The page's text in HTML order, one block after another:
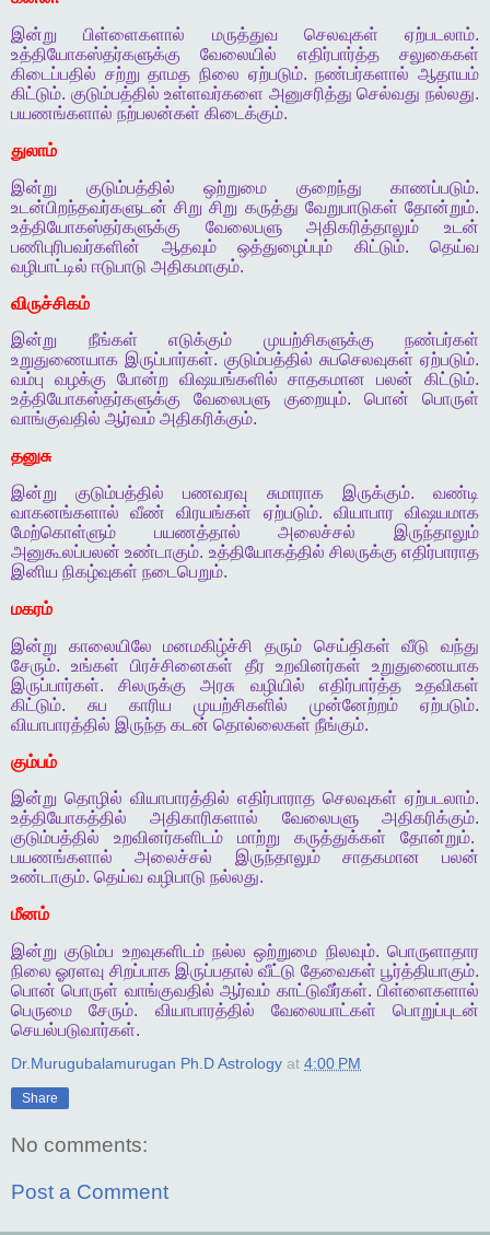
இன்று
பிள்ளைகளால் மருத்துவ செலவுகள் ஏற்படலாம்.
உத்தியோகஸ்தர்களுக்கு
வேலையில் எதிர்பார்த்த
சலுகைகள்
கிடைப்பதில் சற்று தாமத நிலை ஏற்படும்.நண்பர்களால் ஆதாயம்
கிட்டும். குடும்பத்தில் உள்ளவர்களை அனுசரித்து செல்வது நல்லது.
பயணங்களால் நற்பலன்கள் கிடைக்கும்.
துலாம்
இன்று
குடும்பத்தில் ஒற்றுமை குறைந்து காணப்படும்.
உடன்பிறந்தவர்களுடன் சிறு சிறு கருத்து வேறுபாடுகள் தோன்றும்.
உத்தியோகஸ்தர்களுக்கு
வேலைபளு அதிகரித்தாலும்
உடன்
பணிபுரிபவர்களின்
ஆதவும் ஒத்துழைப்பும் கிட்டும். தெய்வ
வழிபாட்டில் ஈடுபாடு அதிகமாகும்.
விருச்சிகம்
இன்று
நீங்கள் எடுக்கும் முயற்சிகளுக்கு
நண்பர்கள்
உறுதுணையாக இருப்பார்கள். குடும்பத்தில் சுபசெலவுகள் ஏற்படும்.
வம்பு
வழக்கு போன்ற விஷயங்களில் சாதகமான பலன் கிட்டும்.
உத்தியோகஸ்தர்களுக்கு
வேலைபளு குறையும். பொன்
பொருள்
வாங்குவதில் ஆர்வம் அதிகரிக்கும்.
தனுசு
இன்று
குடும்பத்தில் பணவரவு சுமாராக இருக்கும்.வண்டி
வாகனங்களால்
வீண் விரயங்கள் ஏற்படும். வியாபார
விஷயமாக
மேற்கொள்ளும்
பயணத்தால் அலைச்சல்
இருந்தாலும்
அனுகூலப்பலன் உண்டாகும். உத்தியோகத்தில் சிலருக்கு எதிர்பாராத
இனிய நிகழ்வுகள் நடைபெறும்.
மகரம்
இன்று
காலையிலே மனமகிழ்ச்சி தரும் செய்திகள் வீடு
வந்து
சேரும்.உங்கள் பிரச்சினைகள் தீர உறவினர்கள்
உறுதுணையாக
இருப்பார்கள்.சிலருக்கு அரசு வழியில் எதிர்பார்த்த
உதவிகள்
கிட்டும். சுப காரிய முயற்சிகளில் முன்னேற்றம் ஏற்படும்.
வியாபாரத்தில் இருந்த கடன் தொல்லைகள் நீங்கும்.
கும்பம்
இன்று தொழில் வியாபாரத்தில் எதிர்பாராத செலவுகள் ஏற்படலாம்.
உத்தியோகத்தில்
அதிகாரிகளால் வேலைபளு அதிகரிக்கும்.
குடும்பத்தில்
உறவினர்களிடம் மாற்று கருத்துக்கள் தோன்றும்.
பயணங்களால்
அலைச்சல் இருந்தாலும் சாதகமான
பலன்
உண்டாகும். தெய்வ வழிபாடு நல்லது.
மீனம்
இன்று குடும்ப உறவுகளிடம் நல்ல ஒற்றுமை நிலவும்.பொருளாதார
நிலை ஓரளவு சிறப்பாக இருப்பதால் வீட்டு தேவைகள் பூர்த்தியாகும்.
பொன் பொருள் வாங்குவதில் ஆர்வம் காட்டுவீர்கள்.பிள்ளைகளால்
பெருமை
சேரும். வியாபாரத்தில் வேலையாட்கள்
பொறுப்புடன்
செயல்படுவார்கள்.
Dr.Murugubalamurugan Ph.D Astrology at 4:00 PM
Share
No comments:
Post a Comment